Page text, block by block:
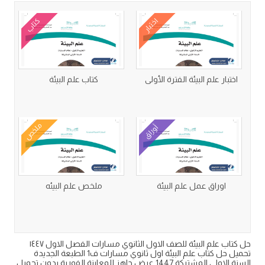
اختبار
اختبار علم البيئة الفترة الأولى
كتاب
كتاب علم البيئة
أوراق
اوراق عمل علم البيئة
ملخص
ملخص علم البيئه
حل كتاب علم البيئة للصف الاول الثانوي مسارات الفصل الاول ١٤٤٧
تحميل حل كتاب علم البيئة اول ثانوي مسارات ف1 الطبعة الجديدة
السنة الاولى المشتركة 1447 عرض جاهز للمعاينة الفورية بدون تحميل